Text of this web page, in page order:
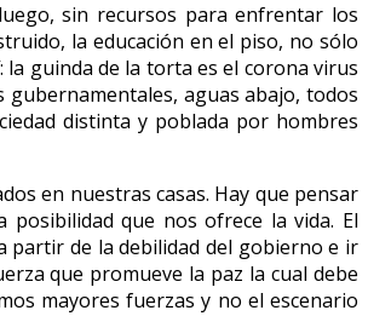
sin recursos para enfrentar los
la educación en el piso, no sólo
guinda de la torta es el corona virus
gubernamentales, aguas abajo, todos
distinta y poblada por hombres
en nuestras casas. Hay que pensar
que nos ofrece la vida. El
partir de la debilidad del gobierno e ir
que promueve la paz la cual debe
mayores fuerzas y no el escenario